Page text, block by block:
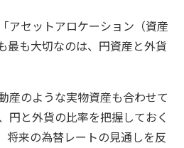
アセットアロケーション（資産
最も大切なのは、円資産と外貨
産のような実物資産も合わせて
円と外貨の比率を把握しておく
将来の為替レートの見通しを反